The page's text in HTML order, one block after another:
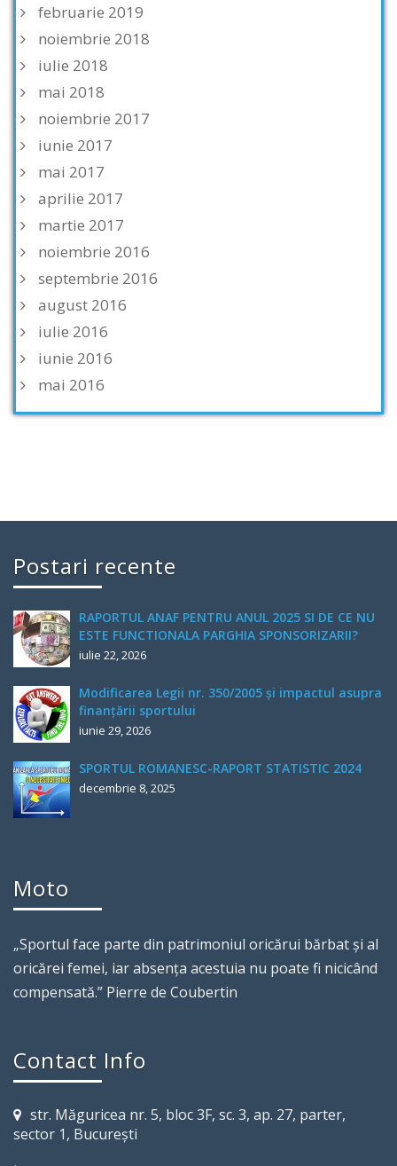
februarie 2019
noiembrie 2018
iulie 2018
mai 2018
noiembrie 2017
iunie 2017
mai 2017
aprilie 2017
martie 2017
noiembrie 2016
septembrie 2016
august 2016
iulie 2016
iunie 2016
mai 2016
Postari recente
RAPORTUL ANAF PENTRU ANUL 2025 SI DE CE NU
ESTE FUNCTIONALA PARGHIA SPONSORIZARII?
iulie 22, 2026
Modificarea Legii nr. 350/2005 și impactul asupra
finanțării sportului
iunie 29, 2026
SPORTUL ROMANESC-RAPORT STATISTIC 2024
decembrie 8, 2025
Moto
„Sportul face parte din patrimoniul oricărui bărbat şi al
oricărei femei, iar absenţa acestuia nu poate fi nicicând
compensată.” Pierre de Coubertin
Contact Info
str. Măguricea nr. 5, bloc 3F, sc. 3, ap. 27, parter,
sector 1, Bucureşti